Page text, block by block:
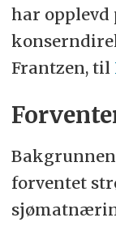
har opplevd
Frantzen, til
forventet